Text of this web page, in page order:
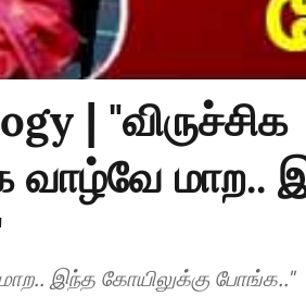
| "விருச்சிக
வாழ்வே மாற..
இந்த கோயிலுக்கு போங்க.."